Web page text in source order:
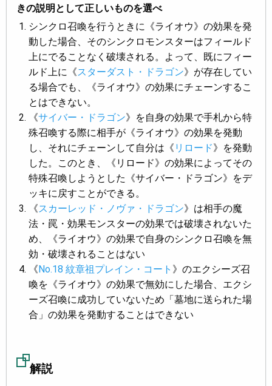
きの説明として正しいものを選べ
シンクロ召喚を行うときに《ライオウ》の効果を発
動した場合、そのシンクロモンスターはフィールド
上にでることなく破壊される。よって、既にフィー
ルド上に《スターダスト・ドラゴン》が存在してい
る場合でも、《ライオウ》の効果にチェーンするこ
とはできない。
《サイバー・ドラゴン》を自身の効果で手札から特
殊召喚する際に相手が《ライオウ》の効果を発動
し、それにチェーンして自分は《 リロード》を発動
した。このとき、《リロード》の効果によってその
特殊召喚しようとした《サイバー・ドラゴン》をデ
ッキに戻すことができる。
《スカーレッド・ノヴァ・ドラゴン》は相手の魔
法・罠・効果モンスターの効果では破壊されないた
め、《ライオウ》の効果で自身のシンクロ召喚を無
効・破壊されることはない
《No.18 紋章祖プレイン・コート 》のエクシーズ召
喚を《ライオウ》の効果で無効にした場合、エクシ
ーズ召喚に成功していないため「墓地に送られた場
合」の効果を発動することはできない
解説